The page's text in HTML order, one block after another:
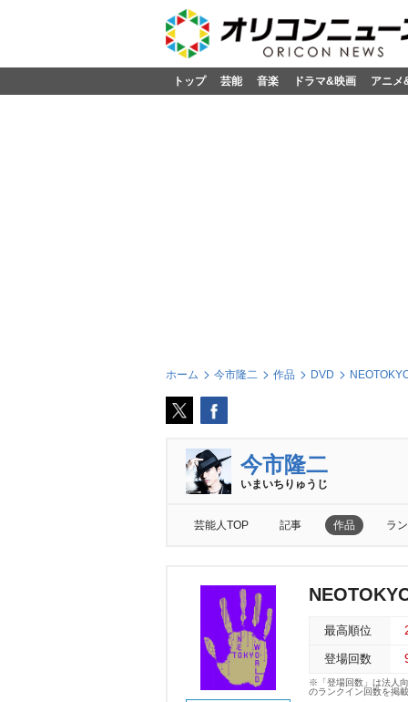
トップ 芸能 音楽 ドラマ&映画 アニメ
ホーム 今市隆二 作品 DVD
今市隆二
いまいちりゅうじ
芸能人TOP 記事 作品 ラ
最高順位
登場回数
※「登場回数」は法人
のランクイン回数を掲